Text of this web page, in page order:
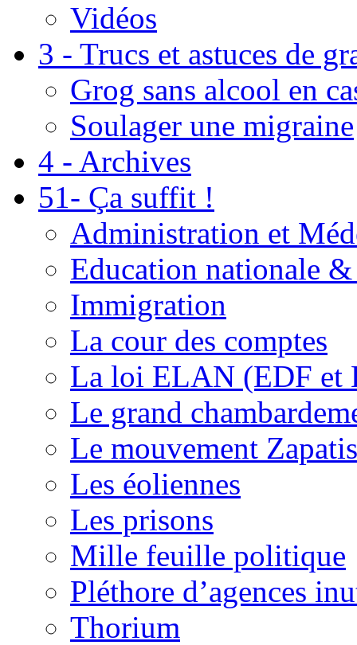
Vidéos
3 - Trucs et astuces de
Grog sans alcool en
Soulager une migraine
4 - Archives
51- Ça suffit !
Administration et
Education nationale
Immigration
La cour des comptes
La loi ELAN (EDF et
Le grand
Le mouvement
Les éoliennes
Les prisons
Mille feuille politique
Pléthore d’agences
Thorium